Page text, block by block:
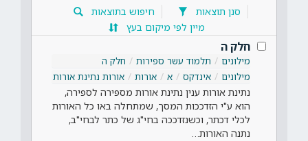
סנן תוצאות
חיפוש בתוצאות
מיין לפי מיקום בעץ
חלק ה
מילונים תלמוד עשר ספירות
חלק ה
מילונים
אינדקס א אורות אורות נתינת אורות
נתינת אורות ענין נתינת אורות מספירה לספירה,
הוא ע"י הזדככות המסך, שמתחלה באו כל האורות
לכלי דכתר, וכשנזדככה בחי"ג של כתר לבחי"ב,
נתנה האורות…